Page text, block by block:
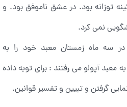
توزانه بود. در عشق ناموفق بود. و
نمی کرد.
سه ماه زمستان معبد خود را به
آپولو می رفتند : برای توبه داده
گرفتن و تبیین و تفسیر قوانین.